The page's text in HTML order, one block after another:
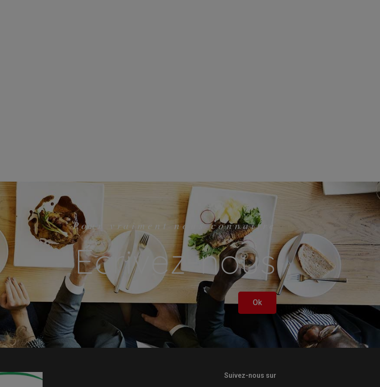
Pour vraiment nous connaitre
Écrivez-nous
Ok
Suivez-nous sur